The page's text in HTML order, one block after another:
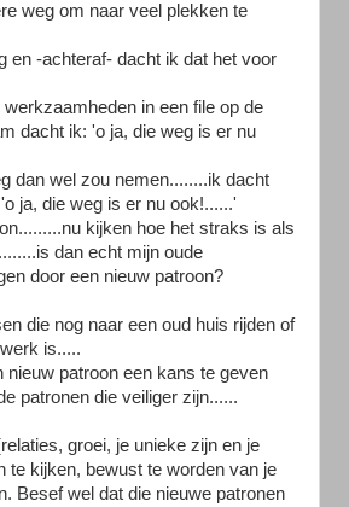
weg om naar veel plekken te
en -achteraf- dacht ik dat het voor
in een file op de
dacht ik: 'o ja, die weg is er nu
dan wel zou nemen........ik dacht
ja, die weg is er nu ook!......'
kijken hoe het straks is als
dan echt mijn oude
door een nieuw patroon?
die nog naar een oud huis rijden of
is.....
patroon een kans te geven
patronen die veiliger zijn......
groei, je unieke zijn en je
te kijken, bewust te worden van je
Besef wel dat die nieuwe patronen